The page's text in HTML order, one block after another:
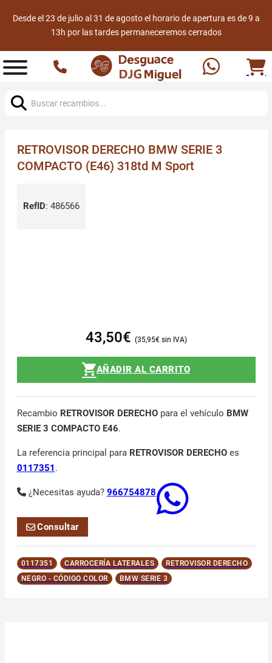
Desde el 23 de julio al 31 de agosto el horario de apertura es de 9 a
13h por las tardes permaneceremos cerrados
RETROVISOR DERECHO BMW SERIE 3
COMPACTO (E46) 318td M Sport
RefID: 486566
43,50€ 35,95€
AÑADIR AL CARRITO
Recambio RETROVISOR DERECHOpara el vehículo BMW
SERIE 3 COMPACTO E46.
La referencia principal para RETROVISOR DERECHOes
0117351 .
¿Necesitas ayuda? 966754878
Consultar
0117351 CARROCERÍA LATERALES
RETROVISOR DERECHO
NEGRO - CÓDIGO COLOR
BMW SERIE 3